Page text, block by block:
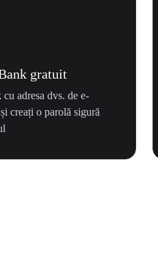
gratuit
adresa dvs. de e-
creați o parolă sigură